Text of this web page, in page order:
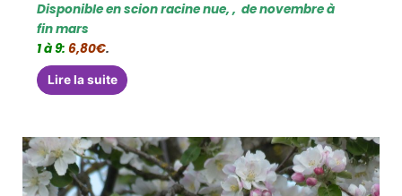
Disponible en scion racine nue, , de novembre à
fin mars
1 à 9: 6,80€.
Lire la suite